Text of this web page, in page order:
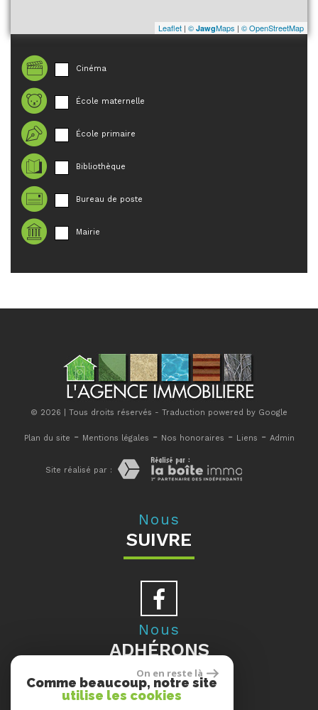
Leaflet | © JawgMaps | © OpenStreetMap
Cinéma
École maternelle
École primaire
Bibliothèque
Bureau de poste
Mairie
© 2026 | Tous droits réservés - Traduction powered by Google
Plan du site - Mentions légales - Nos honoraires - Liens - Admin
Site réalisé par :
Nous
SUIVRE
Nous
ADHÉRONS
On en reste là
Comme beaucoup, notre site
utilise les cookies